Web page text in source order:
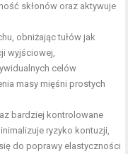
skłonów oraz aktywuje
obniżając tułów jak
wyjściowej,
celów
masy mięśni prostych
bardziej kontrolowane
ryzyko kontuzji,
do poprawy elastyczności